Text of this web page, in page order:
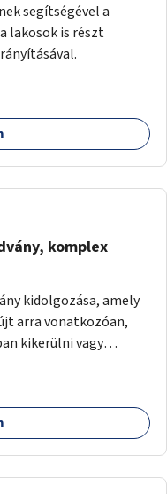
segítségével a
lakosok is részt
komplex
kidolgozása, amely
arra vonatkozóan,
kikerülni vagy